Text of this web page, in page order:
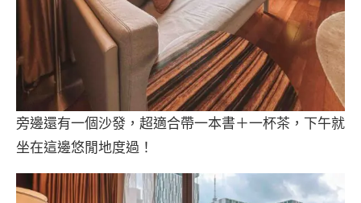
旁邊還有一個沙發，超適合帶一本書＋一杯茶，下午就
坐在這邊悠閒地度過！